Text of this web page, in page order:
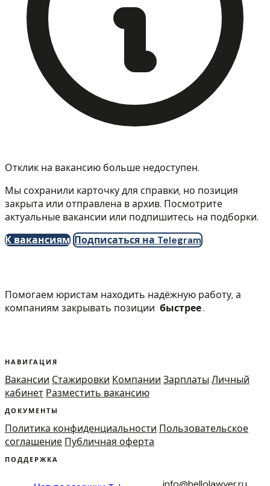
Отклик на вакансию больше недоступен.
Мы сохранили карточку для справки, но позиция
закрыта или отправлена в архив. Посмотрите
актуальные вакансии или подпишитесь на подборки.
К вакансиям Подписаться на Telegram
Помогаем юристам находить надёжную работу, а
компаниям закрывать позиции быстрее.
НАВИГАЦИЯ
Вакансии Стажировки Компании Зарплаты Личный
кабинет Разместить вакансию
ДОКУМЕНТЫ
Политика конфиденциальности Пользовательское
соглашение Публичная оферта
ПОДДЕРЖКА